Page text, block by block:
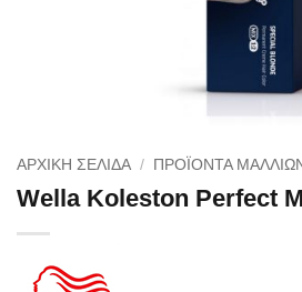
ΑΡΧΙΚΉ ΣΕΛΊΔΑ / ΠΡΟΪΟΝΤΑ
Wella Koleston Perfect